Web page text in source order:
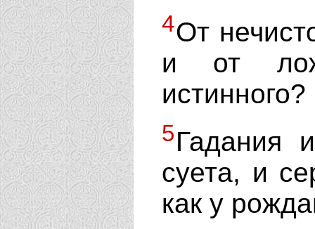
4От
и от
истинного?
5Гадания
суета, и
как у